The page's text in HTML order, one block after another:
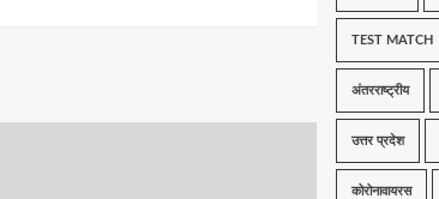
TEST MATCH
अंतरराष्ट्रीय
उत्तर प्रदेश
कोरोनावायरस